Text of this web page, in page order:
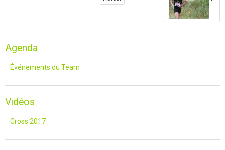
Agenda
Événements du Team
Vidéos
Cross 2017